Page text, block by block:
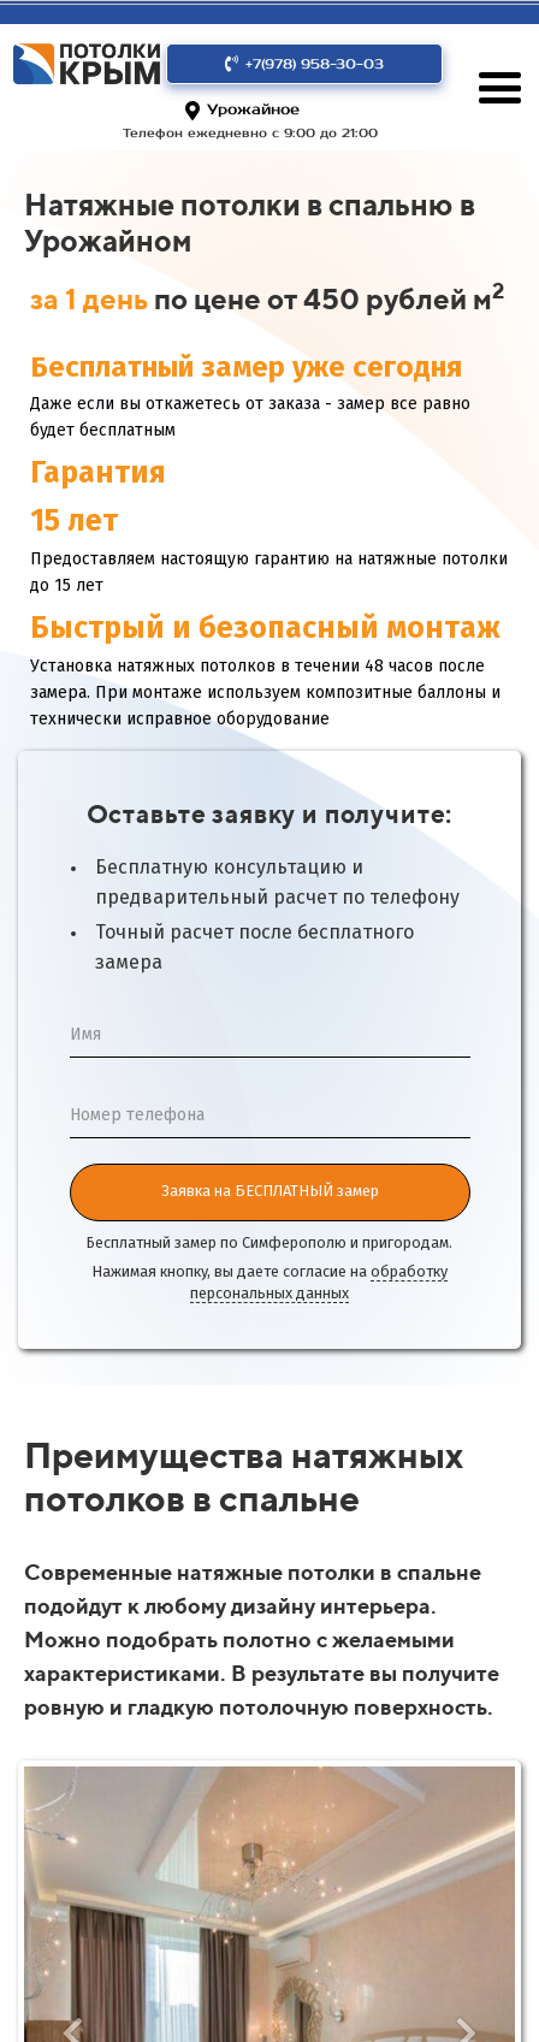
+7(978) 958-30-03
Урожайное
Телефон ежедневно с 9:00 до 21:00
Натяжные потолки в спальню в
Урожайном
за 1 день по цене от 450 рублей м2
Бесплатный замер уже сегодня
Даже если вы откажетесь от заказа - замер все равно
будет бесплатным
Гарантия
15 лет
Предоставляем настоящую гарантию на натяжные потолки
до 15 лет
Быстрый и безопасный монтаж
Установка натяжных потолков в течении 48 часов после
замера. При монтаже используем композитные баллоны и
технически исправное оборудование
Оставьте заявку и получите:
Бесплатную консультацию и
предварительный расчет по телефону
Точный расчет после бесплатного
замера
Имя
Номер телефона
Заявка на БЕСПЛАТНЫЙ замер
Бесплатный замер по Симферополю и пригородам.
Нажимая кнопку, вы даете согласие на обработку
персональных данных
Преимущества натяжных
потолков в спальне
Современные натяжные потолки в спальне
подойдут к любому дизайну интерьера.
Можно подобрать полотно с желаемыми
характеристиками. В результате вы получите
ровную и гладкую потолочную поверхность.